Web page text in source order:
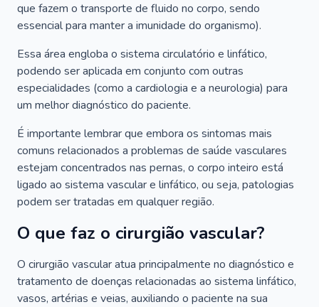
que fazem o transporte de fluido no corpo, sendo
essencial para manter a imunidade do organismo).
Essa área engloba o sistema circulatório e linfático,
podendo ser aplicada em conjunto com outras
especialidades (como a cardiologia e a neurologia) para
um melhor diagnóstico do paciente.
É importante lembrar que embora os sintomas mais
comuns relacionados a problemas de saúde vasculares
estejam concentrados nas pernas, o corpo inteiro está
ligado ao sistema vascular e linfático, ou seja, patologias
podem ser tratadas em qualquer região.
O que faz o cirurgião vascular?
O cirurgião vascular atua principalmente no diagnóstico e
tratamento de doenças relacionadas ao sistema linfático,
vasos, artérias e veias, auxiliando o paciente na sua